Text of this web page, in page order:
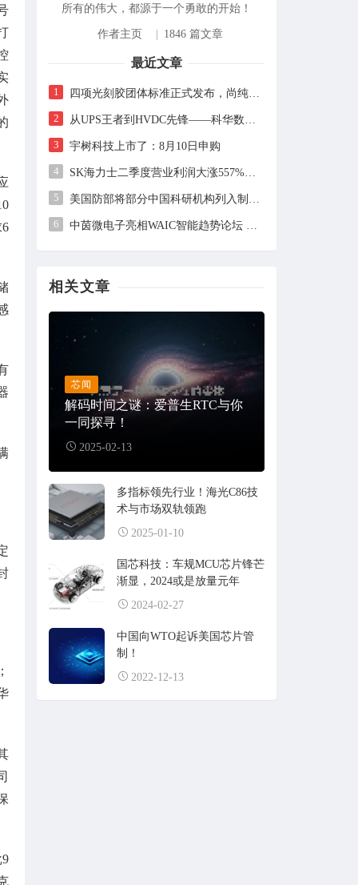
所有的伟大，都源于一个勇敢的开始！
作者主页 1846 篇文章
最近文章
1 四项光刻胶团体标准正式发布，尚纯智造以设备商身份跻身标准起草席
2 从UPS王者到HVDC先锋——科华数据的“时代转身”
3 宇树科技上市了：8月10日申购
4 SK海力士二季度营业利润大涨557%，但未及市场预期
5 美国防部将部分中国科研机构列入制裁清单，中方回应
6 中茵微电子亮相WAIC智能趋势论坛 AI ASIC芯片定制平台赋能工业AI落地
相关文章
芯闻
解码时间之谜：爱普生RTC与你
一同探寻！
2025-02-13
多指标领先行业！海光C86技
术与市场双轨领跑
2025-01-10
国芯科技：车规MCU芯片锋芒
渐显，2024或是放量元年
2024-02-27
中国向WTO起诉美国芯片管
制！
2022-12-13